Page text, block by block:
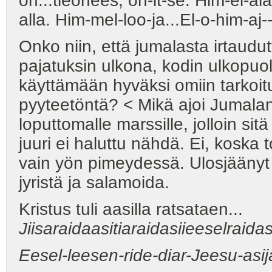
alla. Him-mel-loo-ja...El-o-him-
Onko niin, että jumalasta
pajatuksin ulkona, kodin
käyttämään hyväksi omiin
pyyteetöntä? < Mikä ajoi
loputtomalle marssille, jolloin
juuri ei haluttu nähdä. Ei, koska
vain yön pimeydessä.
jyristä ja salamoida.
Kristus tuli aasilla ratsataen...
Eesel-leesen-ride-diar-Jeesu-